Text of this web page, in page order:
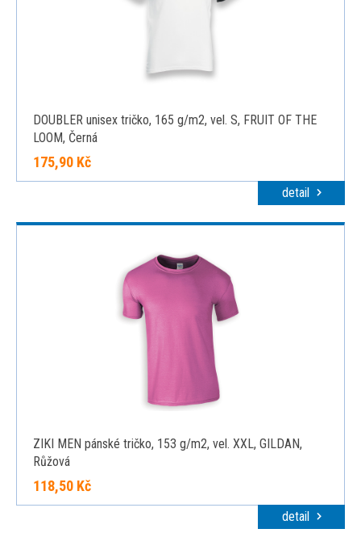
DOUBLER unisex tričko, 165 g/m2, vel. S, FRUIT OF THE
LOOM, Černá
175,90 Kč
detail
ZIKI MEN pánské tričko, 153 g/m2, vel. XXL, GILDAN,
Růžová
118,50 Kč
detail